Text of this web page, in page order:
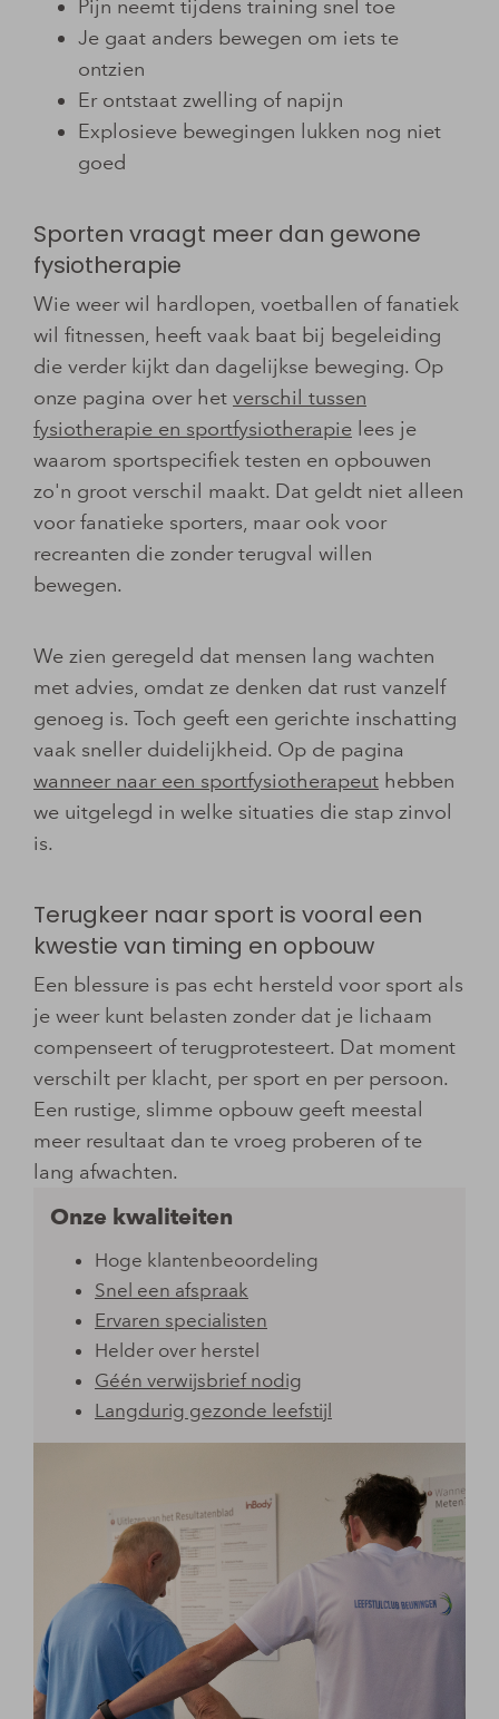
Pijn neemt tijdens training snel toe
Je gaat anders bewegen om iets te
ontzien
Er ontstaat zwelling of napijn
Explosieve bewegingen lukken nog niet
goed
Sporten vraagt meer dan gewone
fysiotherapie
Wie weer wil hardlopen, voetballen of fanatiek
wil fitnessen, heeft vaak baat bij begeleiding
die verder kijkt dan dagelijkse beweging. Op
onze pagina over het verschil tussen
fysiotherapie en sportfysiotherapie lees je
waarom sportspecifiek testen en opbouwen
zo'n groot verschil maakt. Dat geldt niet alleen
voor fanatieke sporters, maar ook voor
recreanten die zonder terugval willen
bewegen.
We zien geregeld dat mensen lang wachten
met advies, omdat ze denken dat rust vanzelf
genoeg is. Toch geeft een gerichte inschatting
vaak sneller duidelijkheid. Op de pagina
wanneer naar een sportfysiotherapeut hebben
we uitgelegd in welke situaties die stap zinvol
is.
Terugkeer naar sport is vooral een
kwestie van timing en opbouw
Een blessure is pas echt hersteld voor sport als
je weer kunt belasten zonder dat je lichaam
compenseert of terugprotesteert. Dat moment
verschilt per klacht, per sport en per persoon.
Een rustige, slimme opbouw geeft meestal
meer resultaat dan te vroeg proberen of te
lang afwachten.
Onze kwaliteiten
Hoge klantenbeoordeling
Snel een afspraak
Ervaren specialisten
Helder over herstel
Géén verwijsbrief nodig
Langdurig gezonde leefstijl